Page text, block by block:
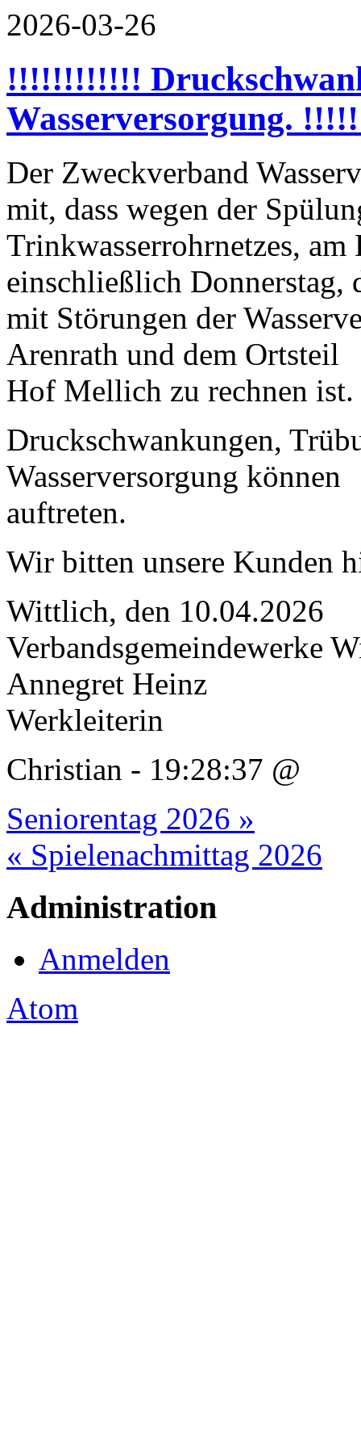
2026-03-26
!!!!!!!!!!!!
Wasserversorgung.
Der Zweckverband
mit, dass wegen der
Trinkwasserrohrnetzes,
einschließlich Donnerstag,
mit Störungen der
Arenrath und dem Ortsteil
Hof Mellich zu rechnen ist.
Druckschwankungen,
Wasserversorgung können
auftreten.
Wir bitten unsere Kunden
Wittlich, den 10.04.2026
Verbandsgemeindewerke
Annegret Heinz
Werkleiterin
Christian - 19:28:37 @
Seniorentag 2026 »
« Spielenachmittag 2026
Administration
Anmelden
Atom